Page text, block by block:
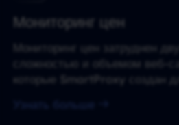
Мониторинг цен
Мониторинг цен затруднен
сложностью и объемом веб-
которые SmartProxy создан
Узнать больше